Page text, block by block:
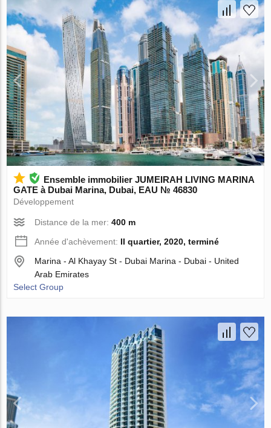
Ensemble immobilier JUMEIRAH LIVING MARINA
GATE à Dubai Marina, Dubai, EAU № 46830
Développement
Distance de la mer:400 m
Année d'achèvement: II quartier, 2020, terminé
Marina - Al Khayay St - Dubai Marina - Dubai - United
Arab Emirates
Select Group